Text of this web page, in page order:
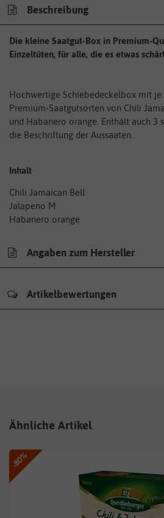
Beschreibung
Die kleine Saatgut-Box in Premium-
Einzeltüten, für alle, die es etwas
Hochwertige Schiebedeckelbox mit je
Premium-Saatgutsorten von Chili
und Habanero orange. Enthält auch 3
die Beschriftung der Aussaaten.
Inhalt
Chili Jamaican Bell
Jalapeno M
Habanero orange
Angaben zum Hersteller
Artikelbewertungen
Ähnliche Artikel
-80%